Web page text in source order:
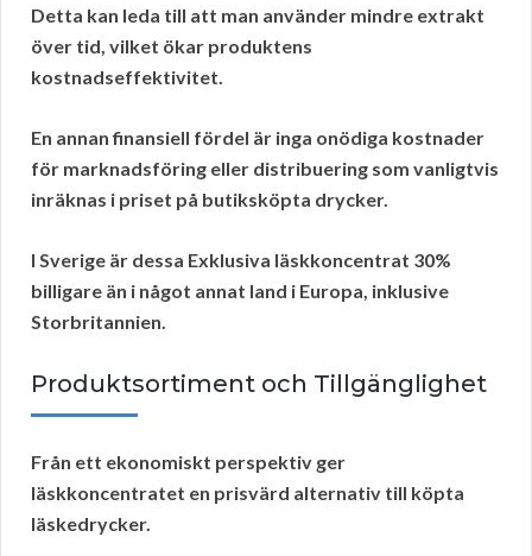
Detta kan leda till att man använder mindre extrakt
över tid, vilket ökar produktens
kostnadseffektivitet.
En annan finansiell fördel är inga onödiga kostnader
för marknadsföring eller distribuering som vanligtvis
inräknas i priset på butiksköpta drycker.
I Sverige är dessa Exklusiva läskkoncentrat 30%
billigare än i något annat land i Europa, inklusive
Storbritannien.
Produktsortiment och Tillgänglighet
Från ett ekonomiskt perspektiv ger
läskkoncentratet en prisvärd alternativ till köpta
läskedrycker.